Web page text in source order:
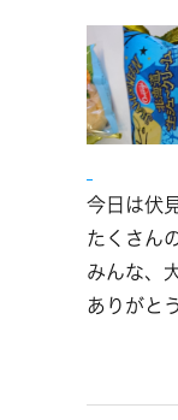
今日は伏
たくさん
みんな、
ありがと